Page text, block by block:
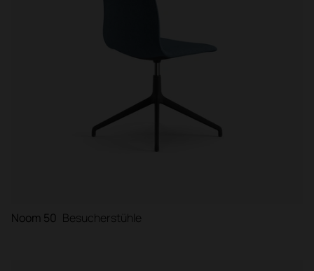
Noom 50 Besucherstühle